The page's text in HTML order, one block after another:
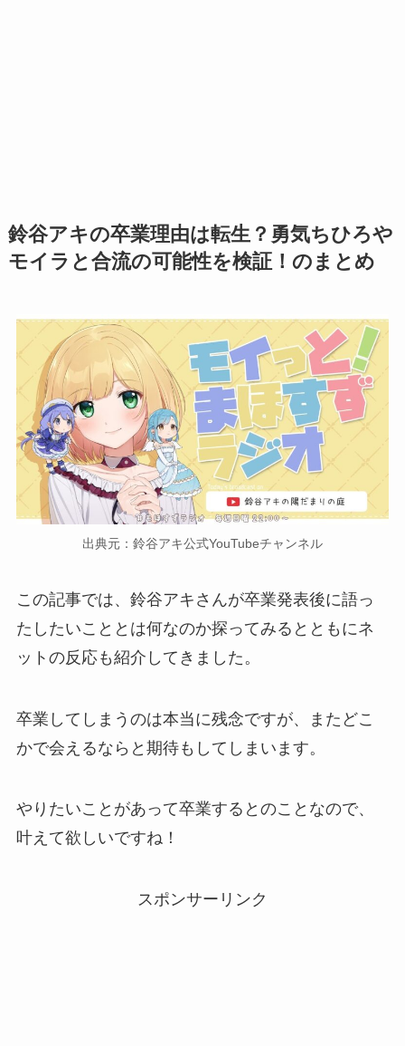
鈴谷アキの卒業理由は転生？勇気ちひろや
モイラと合流の可能性を検証！のまとめ
出典元：鈴谷アキ公式YouTubeチャンネル
この記事では、鈴谷アキさんが卒業発表後に語っ
たしたいこととは何なのか探ってみるとともにネ
ットの反応も紹介してきました。
卒業してしまうのは本当に残念ですが、またどこ
かで会えるならと期待もしてしまいます。
やりたいことがあって卒業するとのことなので、
叶えて欲しいですね！
スポンサーリンク